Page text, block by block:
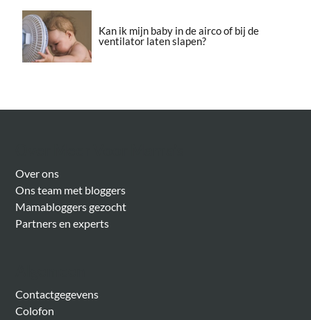
Kan ik mijn baby in de airco of bij de
ventilator laten slapen?
Over ons
Ons team met bloggers
Mamabloggers gezocht
Partners en experts
Contactgegevens
Colofon